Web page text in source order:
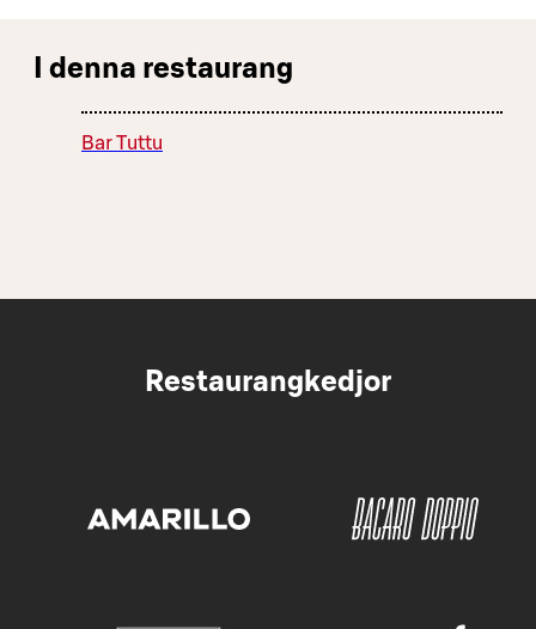
I denna restaurang
Bar Tuttu
Restaurangkedjor